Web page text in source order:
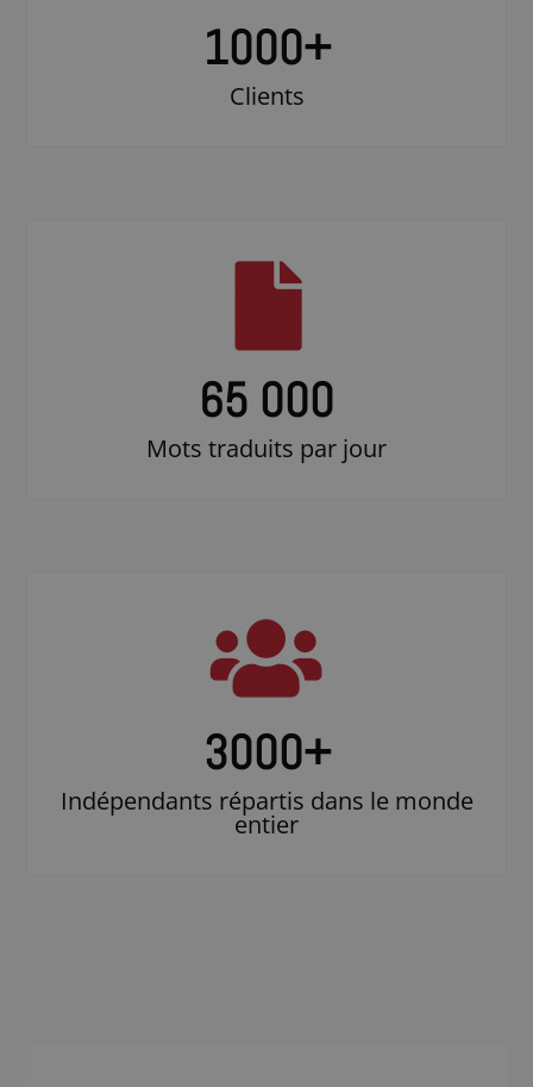
1000+
Clients
65 000
Mots traduits par jour
3000+
Indépendants répartis dans le monde
entier